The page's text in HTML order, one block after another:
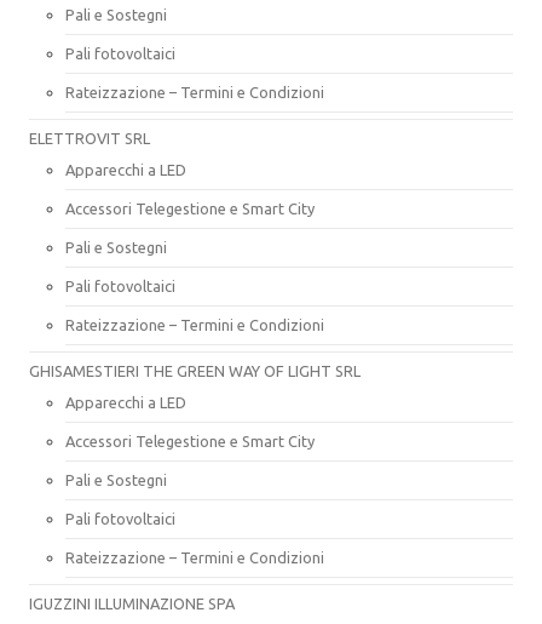
Pali e Sostegni
Pali fotovoltaici
Rateizzazione – Termini e Condizioni
ELETTROVIT SRL
Apparecchi a LED
Accessori Telegestione e Smart City
Pali e Sostegni
Pali fotovoltaici
Rateizzazione – Termini e Condizioni
GHISAMESTIERI THE GREEN WAY OF LIGHT SRL
Apparecchi a LED
Accessori Telegestione e Smart City
Pali e Sostegni
Pali fotovoltaici
Rateizzazione – Termini e Condizioni
IGUZZINI ILLUMINAZIONE SPA